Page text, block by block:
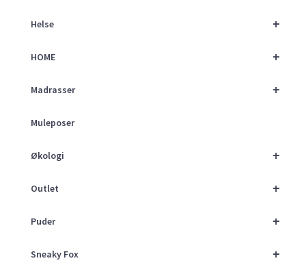
+
Helse
+
HOME
+
Madrasser
Muleposer
+
Økologi
+
Outlet
+
Puder
+
Sneaky Fox